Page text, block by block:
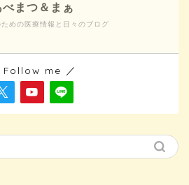
めの医療情報と日々のブログ
べまつ＆まぁ
Follow me ／